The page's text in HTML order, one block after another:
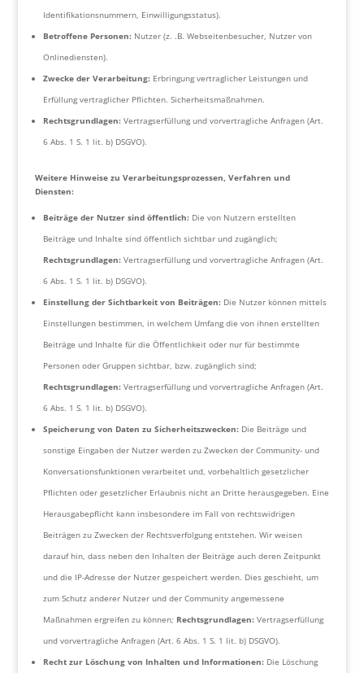
Identifikationsnummern, Einwilligungsstatus).
Betroffene Personen:Nutzer (z. .B. Webseitenbesucher, Nutzer von
Onlinediensten).
Zwecke der Verarbeitung:Erbringung vertraglicher Leistungen und
Erfüllung vertraglicher Pflichten. Sicherheitsmaßnahmen.
Rechtsgrundlagen:Vertragserfüllung und vorvertragliche Anfragen (Art.
6 Abs. 1 S. 1 lit. b) DSGVO).
Weitere Hinweise zu Verarbeitungsprozessen, Verfahren und
Diensten:
Beiträge der Nutzer sind öffentlich: Die von Nutzern erstellten
Beiträge und Inhalte sind öffentlich sichtbar und zugänglich;
Rechtsgrundlagen:Vertragserfüllung und vorvertragliche Anfragen (Art.
6 Abs. 1 S. 1 lit. b) DSGVO).
Einstellung der Sichtbarkeit von Beiträgen: Die Nutzer können mittels
Einstellungen bestimmen, in welchem Umfang die von ihnen erstellten
Beiträge und Inhalte für die Öffentlichkeit oder nur für bestimmte
Personen oder Gruppen sichtbar, bzw. zugänglich sind;
Rechtsgrundlagen:Vertragserfüllung und vorvertragliche Anfragen (Art.
6 Abs. 1 S. 1 lit. b) DSGVO).
Speicherung von Daten zu Sicherheitszwecken: Die Beiträge und
sonstige Eingaben der Nutzer werden zu Zwecken der Community- und
Konversationsfunktionen verarbeitet und, vorbehaltlich gesetzlicher
Pflichten oder gesetzlicher Erlaubnis nicht an Dritte herausgegeben. Eine
Herausgabepflicht kann insbesondere im Fall von rechtswidrigen
Beiträgen zu Zwecken der Rechtsverfolgung entstehen. Wir weisen
darauf hin, dass neben den Inhalten der Beiträge auch deren Zeitpunkt
und die IP-Adresse der Nutzer gespeichert werden. Dies geschieht, um
zum Schutz anderer Nutzer und der Community angemessene
Maßnahmen ergreifen zu können; Rechtsgrundlagen:Vertragserfüllung
und vorvertragliche Anfragen (Art. 6 Abs. 1 S. 1 lit. b) DSGVO).
Recht zur Löschung von Inhalten und Informationen: Die Löschung